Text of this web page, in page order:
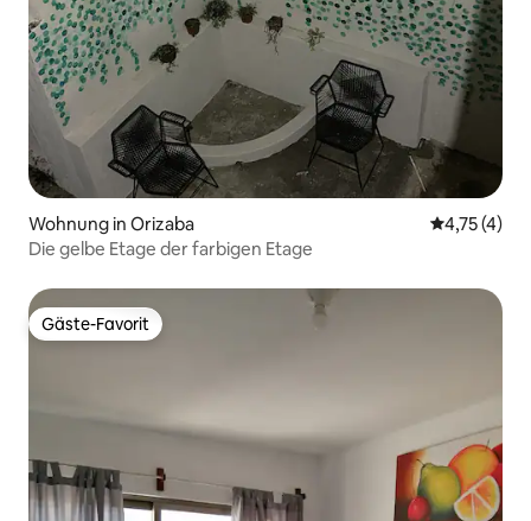
Wohnung in Orizaba
4,75 (4)
Die gelbe Etage der farbigen Etage
Gäste-Favorit
Gäste-Favorit